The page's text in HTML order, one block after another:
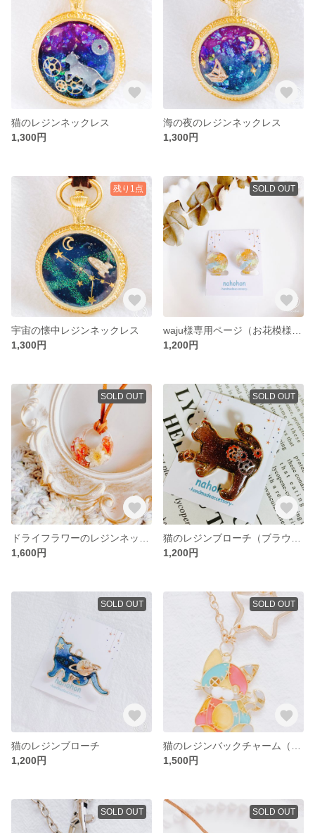
猫のレジンネックレス
1,300円
海の夜のレジンネックレス
1,300円
残り1点
宇宙の懐中レジンネックレス
1,300円
SOLD OUT
1,200円
SOLD OUT
1,600円
SOLD OUT
1,200円
SOLD OUT
猫のレジンブローチ
1,200円
SOLD OUT
1,500円
SOLD OUT SOLD OUT